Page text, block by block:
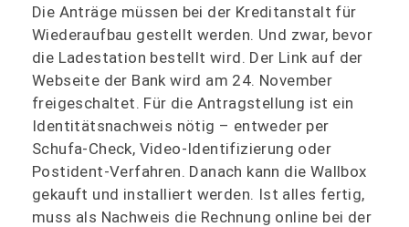
Die Anträge müssen bei der Kreditanstalt für
Wiederaufbau gestellt werden. Und zwar, bevor
die Ladestation bestellt wird. Der Link auf der
Webseite der Bank wird am 24. November
freigeschaltet. Für die Antragstellung ist ein
Identitätsnachweis nötig – entweder per
Schufa-Check, Video-Identifizierung oder
Postident-Verfahren. Danach kann die Wallbox
gekauft und installiert werden. Ist alles fertig,
muss als Nachweis die Rechnung online bei der